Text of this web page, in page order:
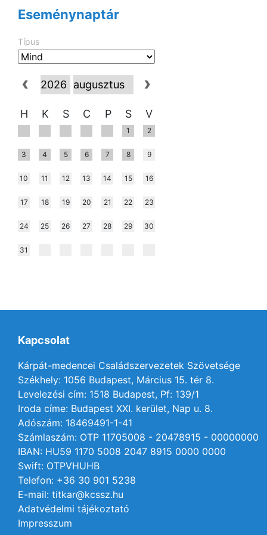
Eseménynaptár
Típus
H K S C P S V
1 2
3 4 5 6 7 8 9
10 11 12 13 14 15 16
17 18 19 20 21 22 23
24 25 26 27 28 29 30
31
Kapcsolat
Kárpát-medencei Családszervezetek Szövetsége
Székhely: 1056 Budapest, Március 15. tér 8.
Levelezési cím: 1518 Budapest, Pf: 139/1
Iroda címe: Budapest XXI. kerület, Nap u. 8.
Adószám: 18469491-1-41
Számlaszám: OTP 11705008 - 20478915 - 00000000
IBAN: HU59 1170 5008 2047 8915 0000 0000
Swift: OTPVHUHB
Telefon: +36 30 901 5238
E-mail: titkar@kcssz.hu
Adatvédelmi tájékoztató
Impresszum